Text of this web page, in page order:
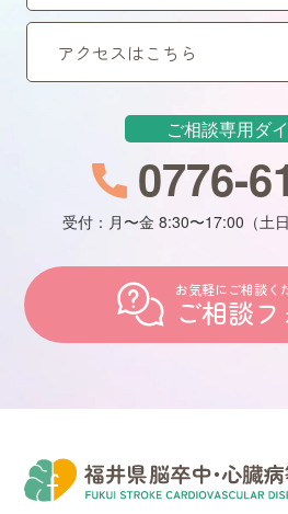
アクセスはこちら
ご相談専用ダ
0776-
受付：月〜金 8:30〜17:00（土
お気軽にご相談く
ご相談